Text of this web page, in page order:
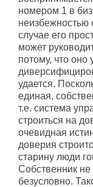
номером 1 в
неизбежностью
случае его
может
потому, что
удается.
единая,
т.е. система
строиться на
очевидная
доверия
старину люди
Собственник
безусловно.